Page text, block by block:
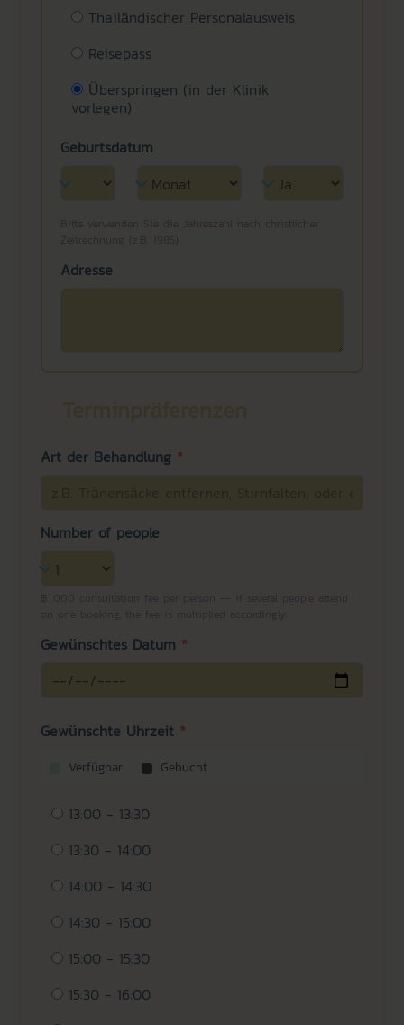
Thailändischer Personalausweis
Reisepass
Überspringen (in der Klinik
vorlegen)
Geburtsdatum
Adresse
Art der Behandlung *
Number of people
Gewünschtes Datum *
Gewünschte Uhrzeit *
Verfügbar Gebucht
13:00 - 13:30
13:30 - 14:00
14:00 - 14:30
14:30 - 15:00
15:00 - 15:30
15:30 - 16:00